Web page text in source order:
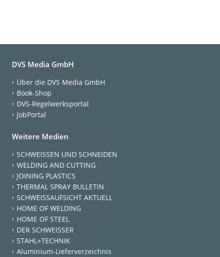
DVS Media GmbH
Über die DVS Media GmbH
Book-Shop
DVS-Regelwerksportal
JobPortal
Weitere Medien
SCHWEISSEN UND SCHNEIDEN
WELDING AND CUTTING
JOINING PLASTICS
THERMAL SPRAY BULLETIN
SCHWEISSAUFSICHT AKTUELL
HOME OF WELDING
HOME OF STEEL
DER SCHWEISSER
STAHL+TECHNIK
Aluminium-Lieferverzeichnis